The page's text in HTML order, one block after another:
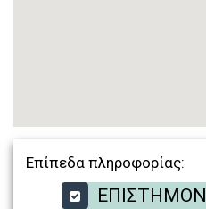
Επίπεδα πληροφορίας: